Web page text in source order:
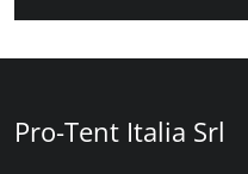
Pro-Tent Italia Srl